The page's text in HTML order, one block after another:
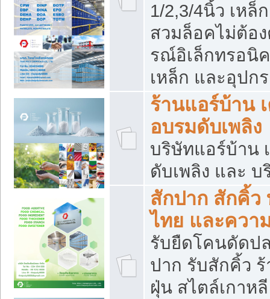
1/2,3/4นิ้ว เหล็
สวมล็อคไม่ต้อ
รณ์อิเล็กทรอนิ
เหล็ก และอุปก
ร้านแอร์บ้าน
อบรมดับเพลิง
บริษัทแอร์บ้าน
ดับเพลิง และ
สักปาก สักคิ้
ไทย และควา
รับยืดโคนดัดป
ปาก รับสักคิ้ว
ฝุ่น สไตล์เกาห